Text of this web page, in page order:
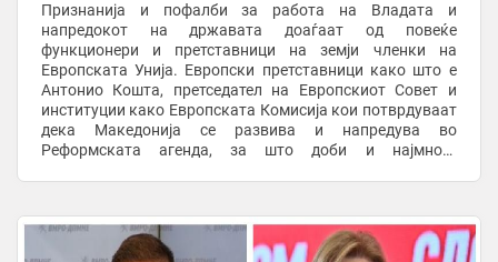
Признанија и пофалби за работа на Владата и
напредокот на државата доаѓаат од повеќе
функционери и претставници на земји членки на
Европската Унија. Европски претставници како што е
Антонио Кошта, претседател на Европскиот Совет и
институции како Европската Комисија кои потврдуваат
дека Македонија се развива и напредува во
Реформската агенда, за што доби и најмногу